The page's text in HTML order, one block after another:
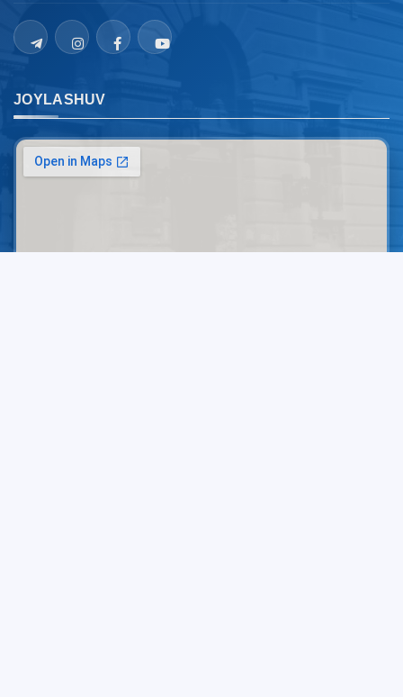
JOYLASHUV